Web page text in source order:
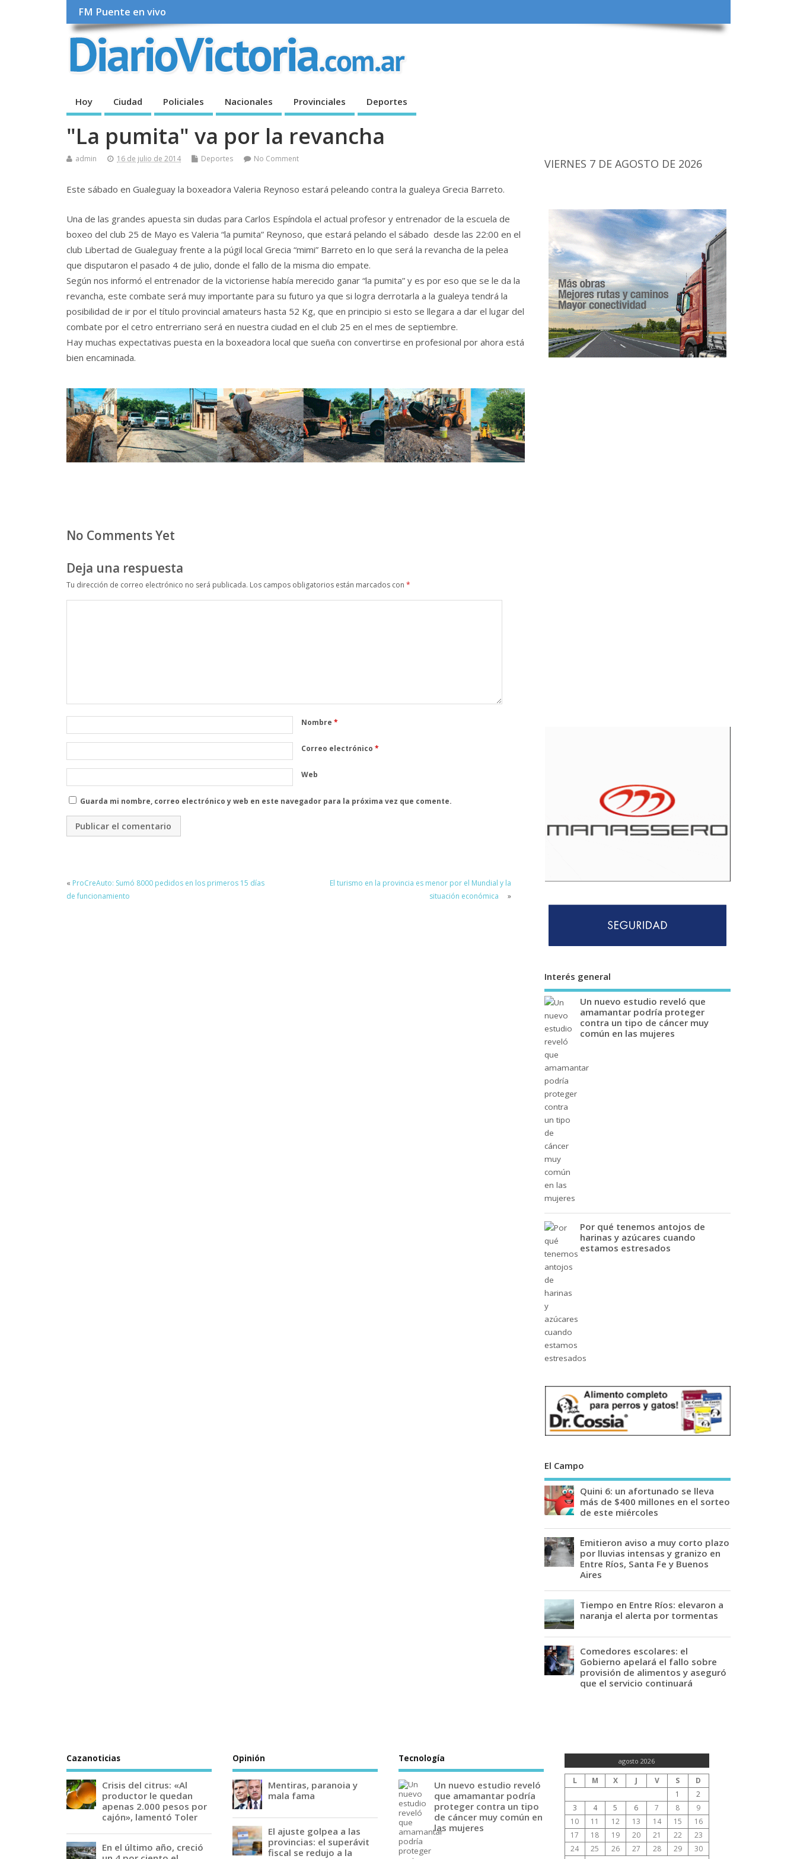
FM Puente en vivo
Hoy Ciudad Policiales Nacionales Provinciales Deportes
"La pumita" va por la revancha
admin 16 de julio de 2014 Deportes No Comment
Este sábado en Gualeguay la boxeadora Valeria Reynoso estará peleando contra la gualeya Grecia Barreto.
Una de las grandes apuesta sin dudas para Carlos Espíndola el actual profesor y entrenador de la escuela de
boxeo del club 25 de Mayo es Valeria “la pumita” Reynoso, que estará pelando el sábado desde las 22:00 en el
club Libertad de Gualeguay frente a la púgil local Grecia “mimi” Barreto en lo que será la revancha de la pelea
que disputaron el pasado 4 de julio, donde el fallo de la misma dio empate.
Según nos informó el entrenador de la victoriense había merecido ganar “la pumita” y es por eso que se le da la
revancha, este combate será muy importante para su futuro ya que si logra derrotarla a la gualeya tendrá la
posibilidad de ir por el título provincial amateurs hasta 52 Kg, que en principio si esto se llegara a dar el lugar del
combate por el cetro entrerriano será en nuestra ciudad en el club 25 en el mes de septiembre.
Hay muchas expectativas puesta en la boxeadora local que sueña con convertirse en profesional por ahora está
bien encaminada.
No Comments Yet
Deja una respuesta
Tu dirección de correo electrónico no será publicada. Los campos obligatorios están marcados con *
Nombre *
Correo electrónico *
Web
Guarda mi nombre, correo electrónico y web en este navegador para la próxima vez que comente.
« ProCreAuto: Sumó 8000 pedidos en los primeros 15 días
de funcionamiento
El turismo en la provincia es menor por el Mundial y la
situación económica
»
VIERNES 7 DE AGOSTO DE 2026
Interés general
Un nuevo estudio reveló que
amamantar podría proteger
contra un tipo de cáncer muy
común en las mujeres
Por qué tenemos antojos de
harinas y azúcares cuando
estamos estresados
El Campo
Quini 6: un afortunado se lleva
más de $400 millones en el sorteo
de este miércoles
Emitieron aviso a muy corto plazo
por lluvias intensas y granizo en
Entre Ríos, Santa Fe y Buenos
Aires
Tiempo en Entre Ríos: elevaron a
naranja el alerta por tormentas
Comedores escolares: el
Gobierno apelará el fallo sobre
provisión de alimentos y aseguró
que el servicio continuará
Cazanoticias
Crisis del citrus: «Al
productor le quedan
apenas 2.000 pesos por
cajón», lamentó Toler
En el último año, creció
Opinión
Mentiras, paranoia y
mala fama
El ajuste golpea a las
provincias: el superávit
fiscal se redujo a la
Tecnología
Un nuevo estudio reveló
que amamantar podría
proteger contra un tipo
de cáncer muy común en
las mujeres
agosto 2026
L M X J V S
D
1
2
3
4 5 6 7 8
9
10
11 12 13 14 15
16
17
18 19 20 21 22
23
24
25 26 27 28 29
30